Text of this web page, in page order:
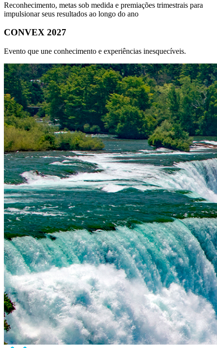
Reconhecimento, metas sob medida e premiações trimestrais para
impulsionar seus resultados ao longo do ano
CONVEX 2027
Evento que une conhecimento e experiências inesquecíveis.